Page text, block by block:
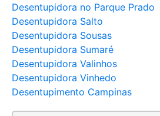
Desentupidora no Parque Prado
Desentupidora Salto
Desentupidora Sousas
Desentupidora Sumaré
Desentupidora Valinhos
Desentupidora Vinhedo
Desentupimento Campinas